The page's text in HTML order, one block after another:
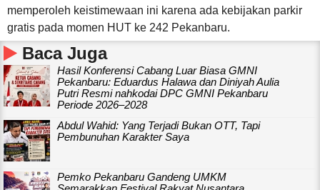
memperoleh keistimewaan ini karena ada kebijakan parkir
gratis pada momen HUT ke 242 Pekanbaru.
Baca Juga
Hasil Konferensi Cabang Luar Biasa GMNI
Pekanbaru: Eduardus Halawa dan Diniyah Aulia
Putri Resmi nahkodai DPC GMNI Pekanbaru
Periode 2026–2028
Abdul Wahid: Yang Terjadi Bukan OTT, Tapi
Pembunuhan Karakter Saya
Pemko Pekanbaru Gandeng UMKM